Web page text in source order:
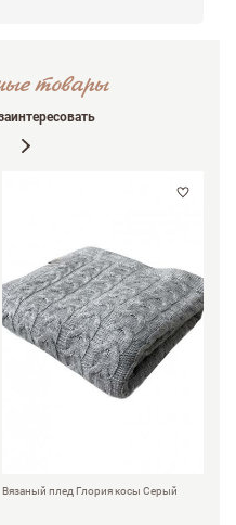
товары
Вязаный плед Глория косы Серый